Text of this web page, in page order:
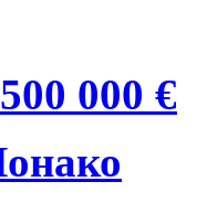
000 €